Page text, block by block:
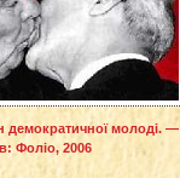
демократичної молоді. —
Фоліо, 2006